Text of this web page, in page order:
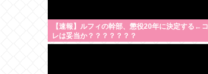
【速報】ルフィの幹部、懲役20年に決定する←コ
レは妥当か？？？？？？？